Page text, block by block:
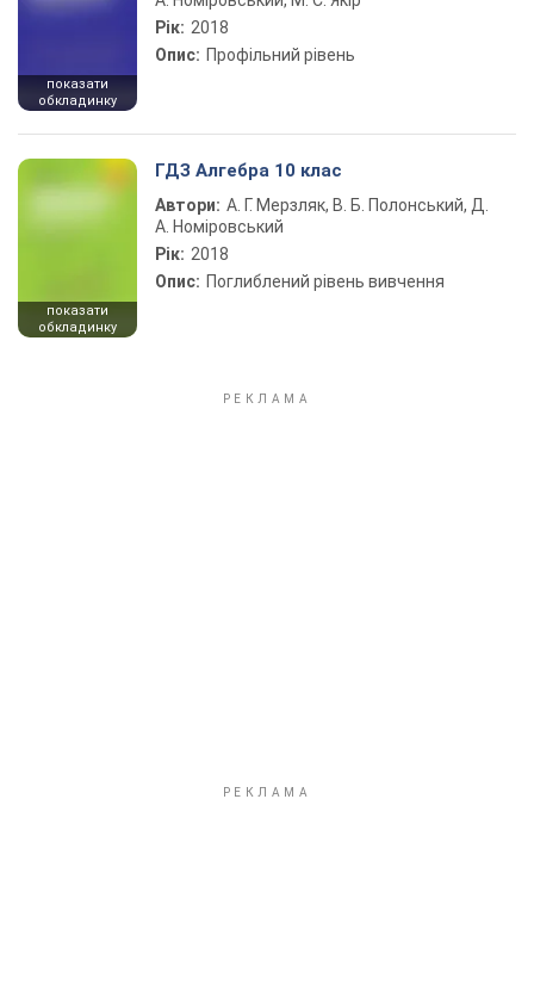
показати
обкладинку
Рік: 2018
Опис: Профільний рівень
показати
обкладинку
ГДЗ Алгебра 10 клас
Автори: А. Г. Мерзляк, В. Б. Полонський, Д.
А. Номіровський
Рік: 2018
Опис: Поглиблений рівень вивчення